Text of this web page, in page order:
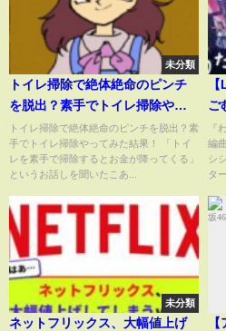
未分類
トイレ掃除で絶体絶命のピンチ
を脱出？素手でトイレ掃除やっ
てみた結果！
トイレ掃除で絶体絶命のピンチを脱出？素
手でトイレ掃除やってみた結果！ 「トイ
レを素手で掃除するとお金が降ってくる」
というお話しを聞いたこあ...
ご
（
『
編
シ
タ
未分類
ネットフリックス、大幅値上げ